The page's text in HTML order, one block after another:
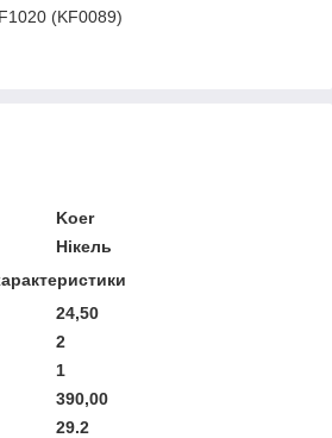
(KF0089)
Koer
Нікель
24,50
2
1
390,00
29.2